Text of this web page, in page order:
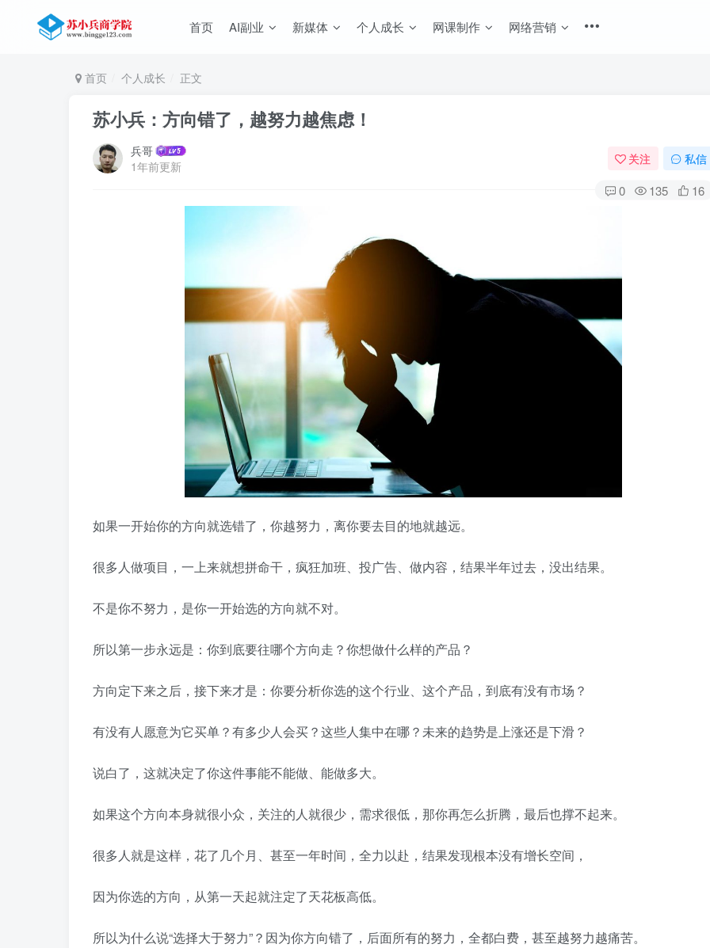
首页 AI副业 新媒体 个人成长 网课制作 网络营销
首页 个人成长 正文
苏小兵：方向错了，越努力越焦虑！
兵哥
1年前更新
关注 私信
0 135 16
如果一开始你的方向就选错了，你越努力，离你要去目的地就越远。
很多人做项目，一上来就想拼命干，疯狂加班、投广告、做内容，结果半年过去，没出结果。
不是你不努力，是你一开始选的方向就不对。
所以第一步永远是：你到底要往哪个方向走？你想做什么样的产品？
方向定下来之后，接下来才是：你要分析你选的这个行业、这个产品，到底有没有市场？
有没有人愿意为它买单？有多少人会买？这些人集中在哪？未来的趋势是上涨还是下滑？
说白了，这就决定了你这件事能不能做、能做多大。
如果这个方向本身就很小众，关注的人就很少，需求很低，那你再怎么折腾，最后也撑不起来。
很多人就是这样，花了几个月、甚至一年时间，全力以赴，结果发现根本没有增长空间，
因为你选的方向，从第一天起就注定了天花板高低。
所以为什么说“选择大于努力”？因为你方向错了，后面所有的努力，全都白费，甚至越努力越痛苦。